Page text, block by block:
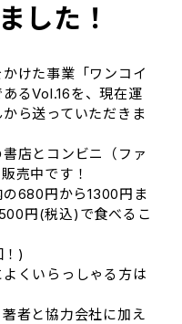
した！
けた事業「ワンコイ
るVol.16を、現在運
ら送っていただきま
店とコンビニ（ファ
売中です！
680円から1300円ま
円(税込)で食べるこ
)
くいらっしゃる方は
者と協力会社に加え